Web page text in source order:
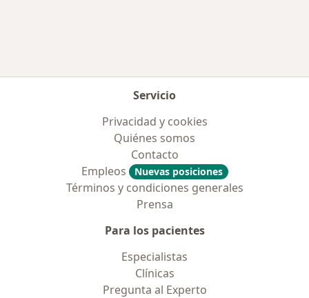
Servicio
Privacidad y cookies
Quiénes somos
Contacto
Empleos
Nuevas posiciones
Términos y condiciones generales
Prensa
Para los pacientes
Especialistas
Clínicas
Pregunta al Experto